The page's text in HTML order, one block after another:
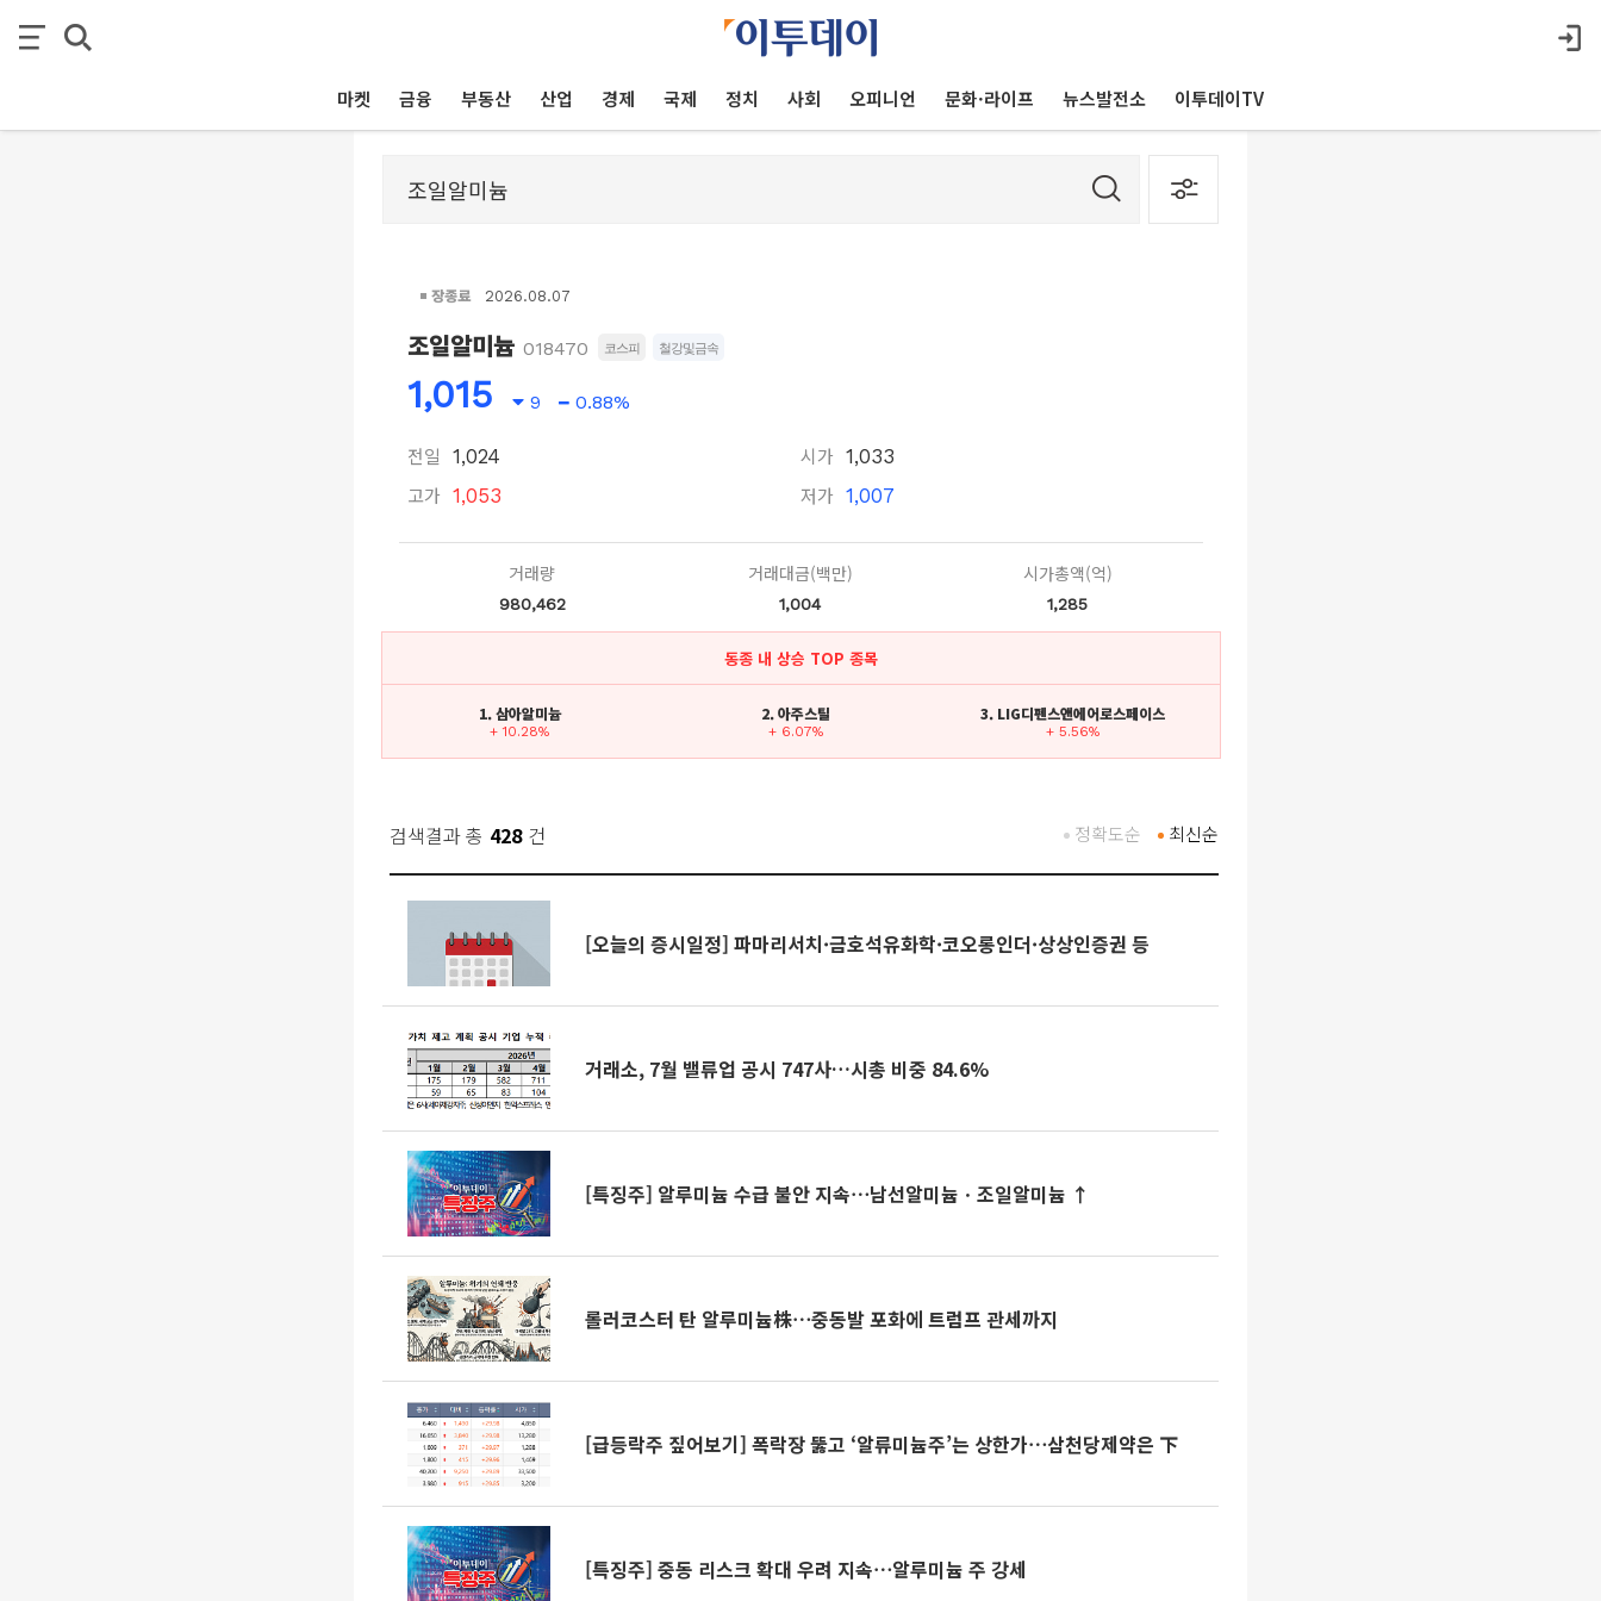
마켓 금융 부동산 산업 경제 국제 정치 사회 오피니언 문화·라이프 뉴스발전소 이투데이TV
장종료 2026.08.07
조일알미늄 018470 코스피 철강및금속
1,015 9 0.88%
전일 1,024
고가 1,053
시가 1,033
저가 1,007
거래량
980,462
거래대금(백만)
1,004
시가총액(억)
1,285
동종 내 상승 TOP 종목
1. 삼아알미늄
+ 10.28%
2. 아주스틸
+ 6.07%
3. LIG디펜스앤에어로스페이스
+ 5.56%
검색결과 총 428 건 최신순
정확도순
[오늘의 증시일정] 파마리서치·금호석유화학·코오롱인더·상상인증권 등
거래소, 7월 밸류업 공시 747사…시총 비중 84.6%
[특징주] 알루미늄 수급 불안 지속⋯남선알미늄ㆍ조일알미늄 ↑
롤러코스터 탄 알루미늄株⋯중동발 포화에 트럼프 관세까지
[급등락주 짚어보기] 폭락장 뚫고 ‘알류미늄주’는 상한가⋯삼천당제약은 下
[특징주] 중동 리스크 확대 우려 지속⋯알루미늄 주 강세